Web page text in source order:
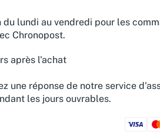
lundi au vendredi pour les
Chronopost.
après l'achat
une réponse de notre service
les jours ouvrables.